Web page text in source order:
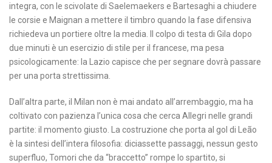
integra, con le scivolate di Saelemaekers e Bartesaghi a chiudere
le corsie e Maignan a mettere il timbro quando la fase difensiva
richiedeva un portiere oltre la media. Il colpo di testa di Gila dopo
due minuti è un esercizio di stile per il francese, ma pesa
psicologicamente: la Lazio capisce che per segnare dovrà passare
per una porta strettissima.
Dall’altra parte, il Milan non è mai andato all’arrembaggio, ma ha
coltivato con pazienza l’unica cosa che cerca Allegri nelle grandi
partite: il momento giusto. La costruzione che porta al gol di Leão
è la sintesi dell’intera filosofia: diciassette passaggi, nessun gesto
superfluo, Tomori che da “braccetto” rompe lo spartito, si